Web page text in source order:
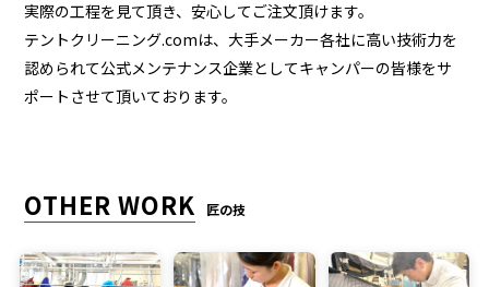
実際の工程を見て頂き、安心してご注文頂けます。
テントクリーニング.comは、大手メーカー各社に高い技術力を
認められて公式メンテナンス企業としてキャンパーの皆様をサ
ポートさせて頂いております。
OTHER WORK 匠の技